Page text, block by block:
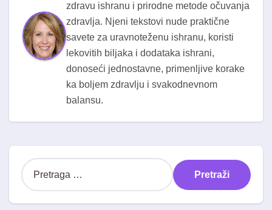
zdravu ishranu i prirodne metode očuvanja
zdravlja. Njeni tekstovi nude praktične
savete za uravnoteženu ishranu, koristi
lekovitih biljaka i dodataka ishrani,
donoseći jednostavne, primenljive korake
ka boljem zdravlju i svakodnevnom
balansu.
P
r
t